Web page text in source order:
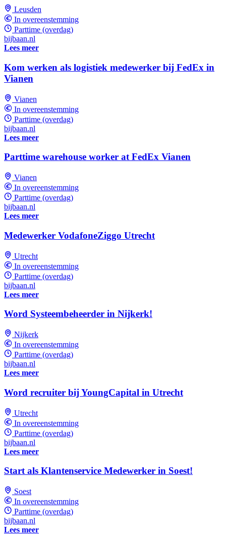
Leusden
In overeenstemming
Parttime (overdag)
bijbaan.nl
Lees meer
Kom werken als logistiek medewerker bij FedEx in
Vianen
Vianen
In overeenstemming
Parttime (overdag)
bijbaan.nl
Lees meer
Parttime warehouse worker at FedEx Vianen
Vianen
In overeenstemming
Parttime (overdag)
bijbaan.nl
Lees meer
Medewerker VodafoneZiggo Utrecht
Utrecht
In overeenstemming
Parttime (overdag)
bijbaan.nl
Lees meer
Word Systeembeheerder in Nijkerk!
Nijkerk
In overeenstemming
Parttime (overdag)
bijbaan.nl
Lees meer
Word recruiter bij YoungCapital in Utrecht
Utrecht
In overeenstemming
Parttime (overdag)
bijbaan.nl
Lees meer
Start als Klantenservice Medewerker in Soest!
Soest
In overeenstemming
Parttime (overdag)
bijbaan.nl
Lees meer